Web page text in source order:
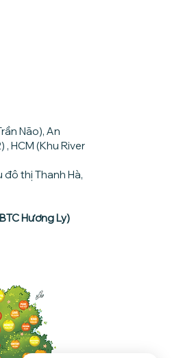
Não), An
, HCM (Khu River
đô thị Thanh Hà,
Hương Ly)